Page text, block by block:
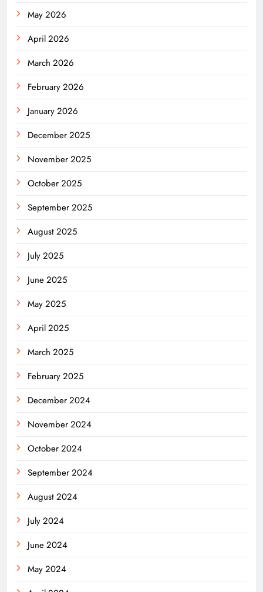
May 2026
April 2026
March 2026
February 2026
January 2026
December 2025
November 2025
October 2025
September 2025
August 2025
July 2025
June 2025
May 2025
April 2025
March 2025
February 2025
December 2024
November 2024
October 2024
September 2024
August 2024
July 2024
June 2024
May 2024